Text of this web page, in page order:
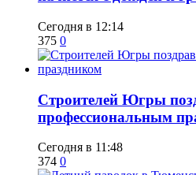
Сегодня в 12:14
375 0
​Строителей Югры
профессиональным
Сегодня в 11:48
374 0